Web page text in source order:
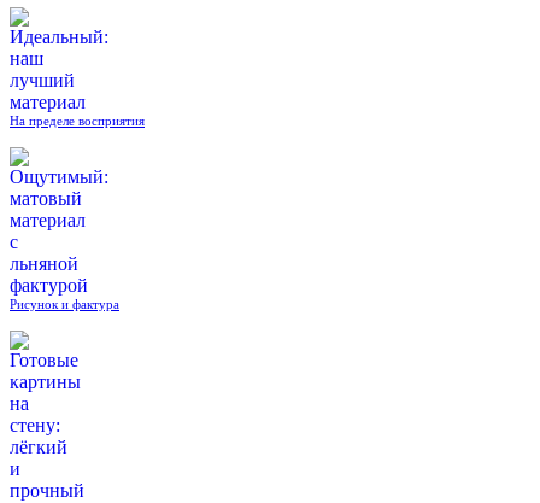
На пределе восприятия
Рисунок и фактура